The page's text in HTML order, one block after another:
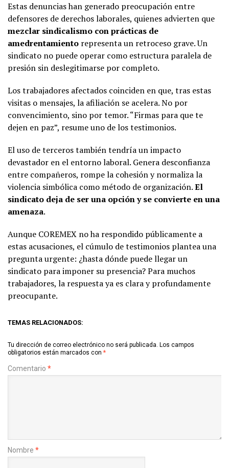
Estas denuncias han generado preocupación entre
defensores de derechos laborales, quienes advierten que
mezclar sindicalismo con prácticas de
amedrentamiento representa un retroceso grave. Un
sindicato no puede operar como estructura paralela de
presión sin deslegitimarse por completo.
Los trabajadores afectados coinciden en que, tras estas
visitas o mensajes, la afiliación se acelera. No por
convencimiento, sino por temor. “Firmas para que te
dejen en paz”, resume uno de los testimonios.
El uso de terceros también tendría un impacto
devastador en el entorno laboral. Genera desconfianza
entre compañeros, rompe la cohesión y normaliza la
violencia simbólica como método de organización.El
sindicato deja de ser una opción y se convierte en una
amenaza.
Aunque COREMEX no ha respondido públicamente a
estas acusaciones, el cúmulo de testimonios plantea una
pregunta urgente: ¿hasta dónde puede llegar un
sindicato para imponer su presencia? Para muchos
trabajadores, la respuesta ya es clara y profundamente
preocupante.
TEMAS RELACIONADOS:
Tu dirección de correo electrónico no será publicada. Los campos
obligatorios están marcados con *
Comentario *
Nombre *